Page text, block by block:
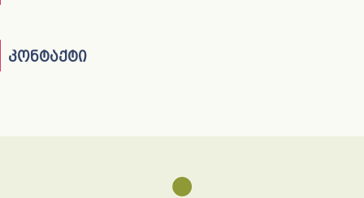
კონტაქტი